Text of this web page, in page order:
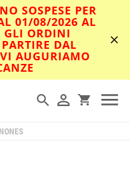
SOSPESE PER
01/08/2026 AL
ORDINI
DAL
AUGURIAMO